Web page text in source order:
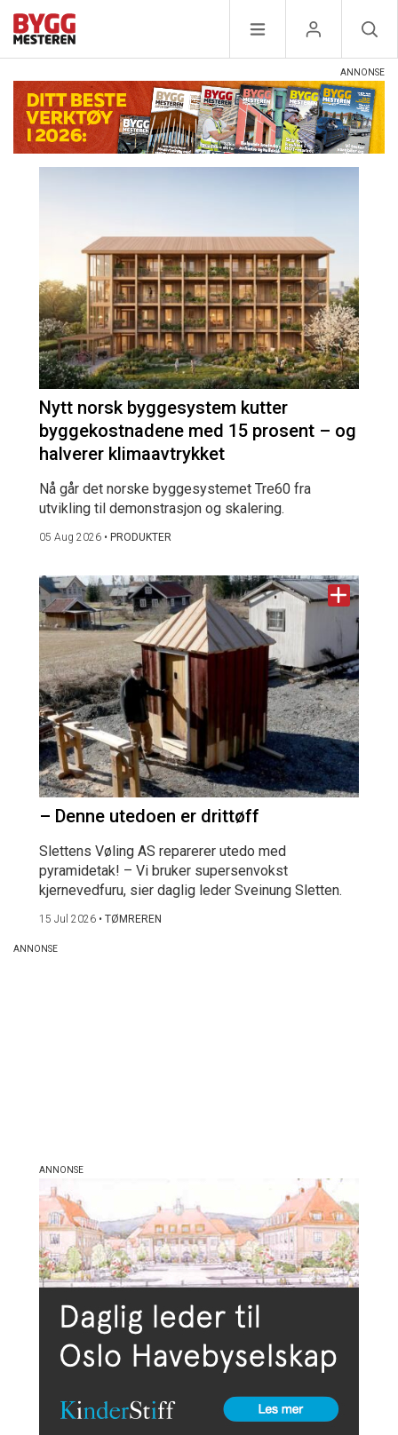
Nytt norsk byggesystem kutter
byggekostnadene med 15 prosent – og
halverer klimaavtrykket
Nå går det norske byggesystemet Tre60 fra
utvikling til demonstrasjon og skalering.
05 Aug 2026 • PRODUKTER
– Denne utedoen er drittøff
Slettens Vøling AS reparerer utedo med
pyramidetak! – Vi bruker supersenvokst
kjernevedfuru, sier daglig leder Sveinung Sletten.
15 Jul 2026 • TØMREREN